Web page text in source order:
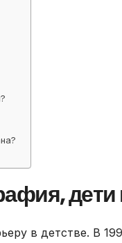
в детстве. В